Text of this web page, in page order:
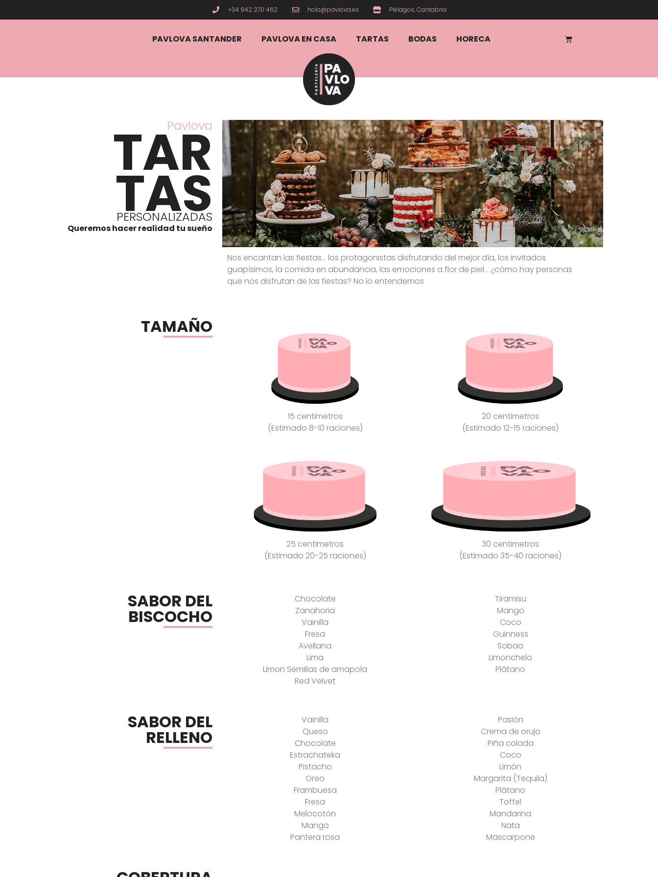
+34 942 270 462 hola@pavlova.es Piélagos, Cantabria
PAVLOVA SANTANDER PAVLOVA EN CASA TARTAS BODAS HORECA
Pavlova
TAR
TAS
PERSONALIZADAS
Queremos hacer realidad tu sueño
Nos encantan las fiestas… los protagonistas disfrutando del mejor día, los invitados
guapísimos, la comida en abundancia, las emociones a flor de piel… ¿cómo hay personas
que nos disfrutan de las fiestas? No lo entendemos
TAMAÑO
15 centimetros
(Estimado 8-10 raciones)
25 centimetros
(Estimado 20-25 raciones)
20 centimetros
(Estimado 12-15 raciones)
30 centimetros
(Estimado 35-40 raciones)
SABOR DEL
BISCOCHO
Chocolate
Zanahoria
Vainilla
Fresa
Avellana
Lima
Limon Semillas de amapola
Red Velvet
Tiramisu
Mango
Coco
Guinness
Sobao
Limonchelo
Plátano
SABOR DEL
RELLENO
Vainilla
Queso
Chocolate
Estrachateka
Pistacho
Oreo
Frambuesa
Fresa
Melocotón
Mango
Pantera rosa
Pasión
Crema de orujo
Piña colada
Coco
Limón
Margarita (Tequila)
Plátano
Toffel
Mandarina
Nata
Mascarpone